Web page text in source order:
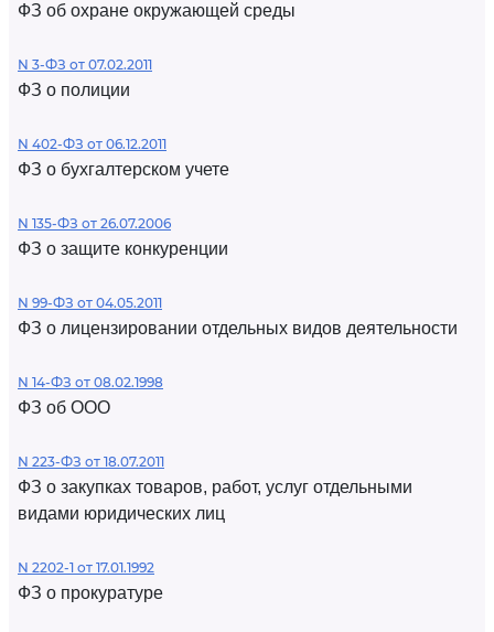
ФЗ об охране окружающей среды
N 3-ФЗ от 07.02.2011
ФЗ о полиции
N 402-ФЗ от 06.12.2011
ФЗ о бухгалтерском учете
N 135-ФЗ от 26.07.2006
ФЗ о защите конкуренции
N 99-ФЗ от 04.05.2011
ФЗ о лицензировании отдельных видов деятельности
N 14-ФЗ от 08.02.1998
ФЗ об ООО
N 223-ФЗ от 18.07.2011
ФЗ о закупках товаров, работ, услуг отдельными
видами юридических лиц
N 2202-1 от 17.01.1992
ФЗ о прокуратуре